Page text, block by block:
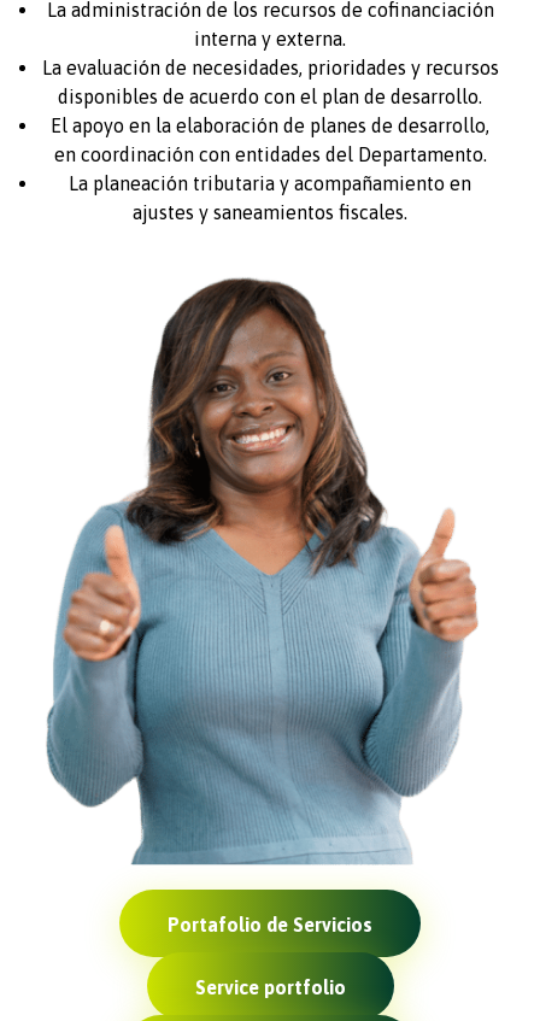
La administración de los recursos de cofinanciación
interna y externa.
La evaluación de necesidades, prioridades y recursos
disponibles de acuerdo con el plan de desarrollo.
El apoyo en la elaboración de planes de desarrollo,
en coordinación con entidades del Departamento.
La planeación tributaria y acompañamiento en
ajustes y saneamientos fiscales.
Portafolio de Servicios
Service portfolio